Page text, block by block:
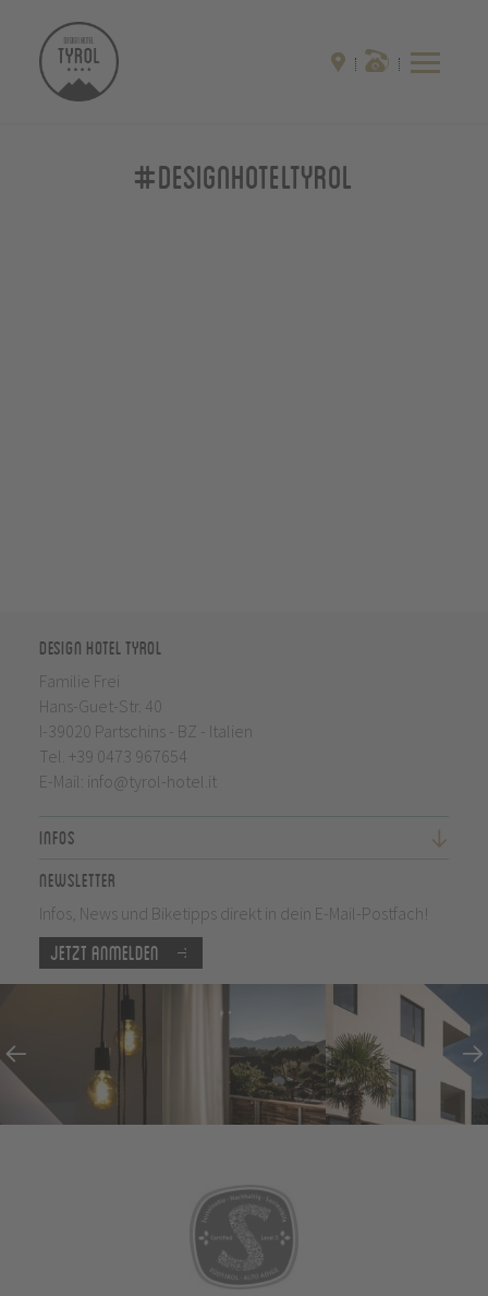
#designhoteltyrol
Design Hotel Tyrol
Familie Frei
Hans-Guet-Str. 40
I-39020 Partschins - BZ - Italien
Tel. +39 0473 967654
E-Mail: info@tyrol-hotel.it
Infos
Newsletter
Infos, News und Biketipps direkt in dein E-Mail-Postfach!
Jetzt anmelden